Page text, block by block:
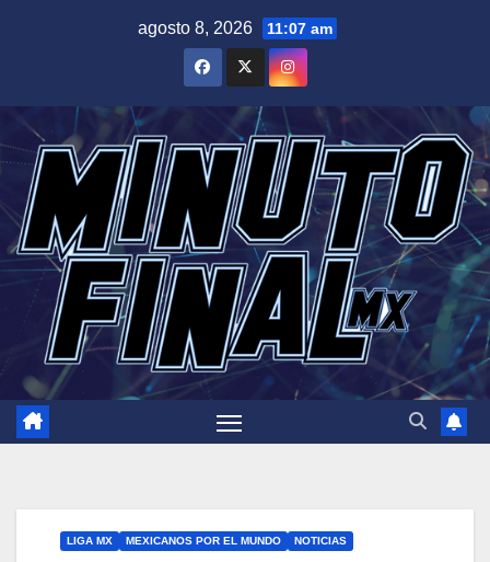
agosto 8, 2026 11:07 am
LIGA MX MEXICANOS POR EL MUNDO NOTICIAS